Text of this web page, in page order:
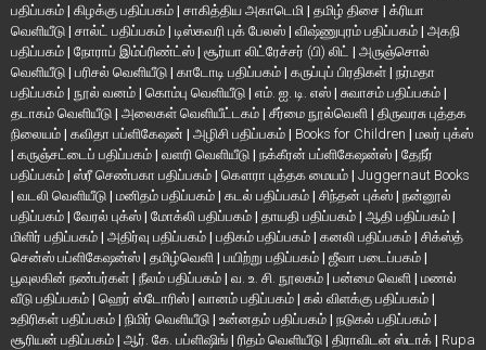
பதிப்பகம் | கிழக்கு பதிப்பகம் | சாகித்திய அகாடெமி | தமிழ் திசை | க்ரியா
வெளியீடு | சால்ட் பதிப்பகம் | டிஸ்கவரி புக் பேலஸ் | விஷ்ணுபுரம் பதிப்பகம் | அகநி
பதிப்பகம் | நோராப் இம்ப்ரிண்ட்ஸ் | சூர்யா லிட்ரேச்சர் (பி) லிட் | அருஞ்சொல்
வெளியீடு | பரிசல் வெளியீடு | காடோடி பதிப்பகம் | கருப்புப் பிரதிகள் | நர்மதா
பதிப்பகம் | நூல் வனம் | கொம்பு வெளியீடு | எம். ஐ. டி. எஸ் | சுவாசம் பதிப்பகம் |
தடாகம் வெளியீடு | அலைகள் வெளியீட்டகம் | சீர்மை நூல்வெளி | திருவரசு புத்தக
நிலையம் | கவிதா பப்ளிகேஷன் | அழிசி பதிப்பகம் | Books for Children | மலர் புக்ஸ்
| கருஞ்சட்டைப் பதிப்பகம் | வளரி வெளியீடு | நக்கீரன் பப்ளிகேஷன்ஸ் | தேநீர்
பதிப்பகம் | ஸ்ரீ செண்பகா பதிப்பகம் | கௌரா புத்தக மையம் | Juggernaut Books
| வடலி வெளியீடு | மனிதம் பதிப்பகம் | கடல் பதிப்பகம் | சிந்தன் புக்ஸ் | நன்னூல்
பதிப்பகம் | வேரல் புக்ஸ் | மோக்லி பதிப்பகம் | தாயதி பதிப்பகம் | ஆதி பதிப்பகம் |
மிளிர் பதிப்பகம் | அதிர்வு பதிப்பகம் | பதிகம் பதிப்பகம் | கனலி பதிப்பகம் | சிக்ஸ்த்
சென்ஸ் பப்ளிகேஷன்ஸ் | தமிழ்வெளி | பயிற்று பதிப்பகம் | ஜீவா படைப்பகம் |
பூவுலகின் நண்பர்கள் | நீலம் பதிப்பகம் | வ. உ. சி. நூலகம் | பன்மை வெளி | மணல்
வீடு பதிப்பகம் | ஹெர் ஸ்டோரிஸ் | வானம் பதிப்பகம் | கல் விளக்கு பதிப்பகம் |
உதிரிகள் பதிப்பகம் | நிமிர் வெளியீடு | உன்னதம் பதிப்பகம் | நடுகல் பதிப்பகம் |
சூரியன் பதிப்பகம் | ஆர். கே. பப்ளிஷிங் | ரிதம் வெளியீடு | திராவிடன் ஸ்டாக் | Rupa